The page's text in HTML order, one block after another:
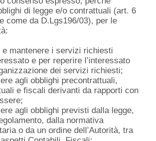
di legge e/o contrattuali (art. 6
come da D.Lgs196/03), per le
e mantenere i servizi richiesti
e per reperire l’interessato
dei servizi richiesti;
agli obblighi precontrattuali,
e fiscali derivanti da rapporti con
agli obblighi previsti dalla legge,
dalla normativa
o da un ordine dell’Autorità, tra